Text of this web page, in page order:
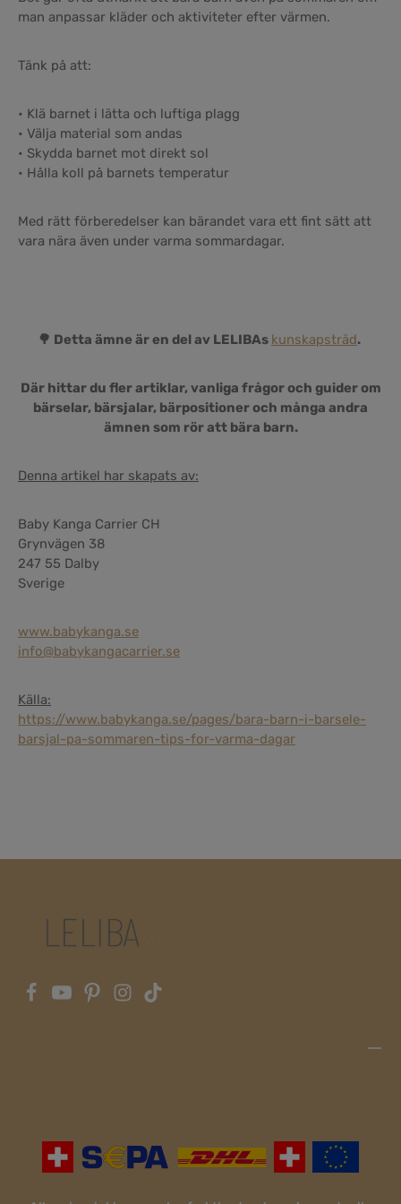
man anpassar kläder och aktiviteter efter värmen.
Tänk på att:
• Klä barnet i lätta och luftiga plagg
• Välja material som andas
• Skydda barnet mot direkt sol
• Hålla koll på barnets temperatur
Med rätt förberedelser kan bärandet vara ett fint sätt att
vara nära även under varma sommardagar.
🌳 Detta ämne är en del av LELIBAs kunskapsträd.
Där hittar du fler artiklar, vanliga frågor och guider om
bärselar, bärsjalar, bärpositioner och många andra
ämnen som rör att bära barn.
Denna artikel har skapats av:
Baby Kanga Carrier CH
Grynvägen 38
247 55 Dalby
Sverige
www.babykanga.se
info@babykangacarrier.se
Källa:
https://www.babykanga.se/pages/bara-barn-i-barsele-
barsjal-pa-sommaren-tips-for-varma-dagar